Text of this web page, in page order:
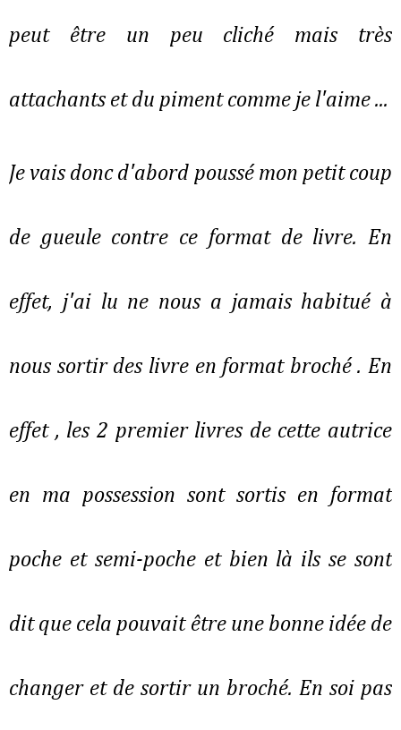
peut être un peu cliché mais très
attachants et du piment comme je l'aime ...
Je vais donc d'abord poussé mon petit coup
de gueule contre ce format de livre. En
effet, j'ai lu ne nous a jamais habitué à
nous sortir des livre en format broché . En
effet , les 2 premier livres de cette autrice
en ma possession sont sortis en format
poche et semi-poche et bien là ils se sont
dit que cela pouvait être une bonne idée de
changer et de sortir un broché. En soi pas